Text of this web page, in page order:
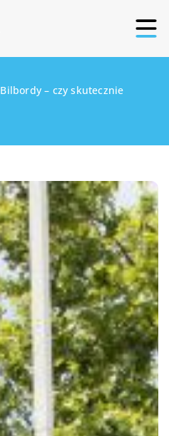
Bilbordy – czy skutecznie